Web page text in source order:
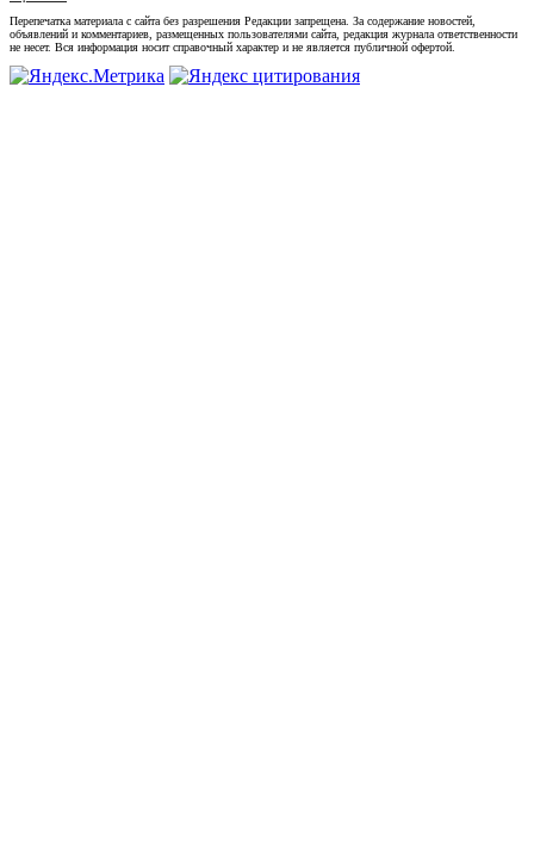
Перепечатка материала с сайта без разрешения Редакции запрещена. За содержание новостей,
объявлений и комментариев, размещенных пользователями сайта, редакция журнала ответственности
не несет. Вся информация носит справочный характер и не является публичной офертой.